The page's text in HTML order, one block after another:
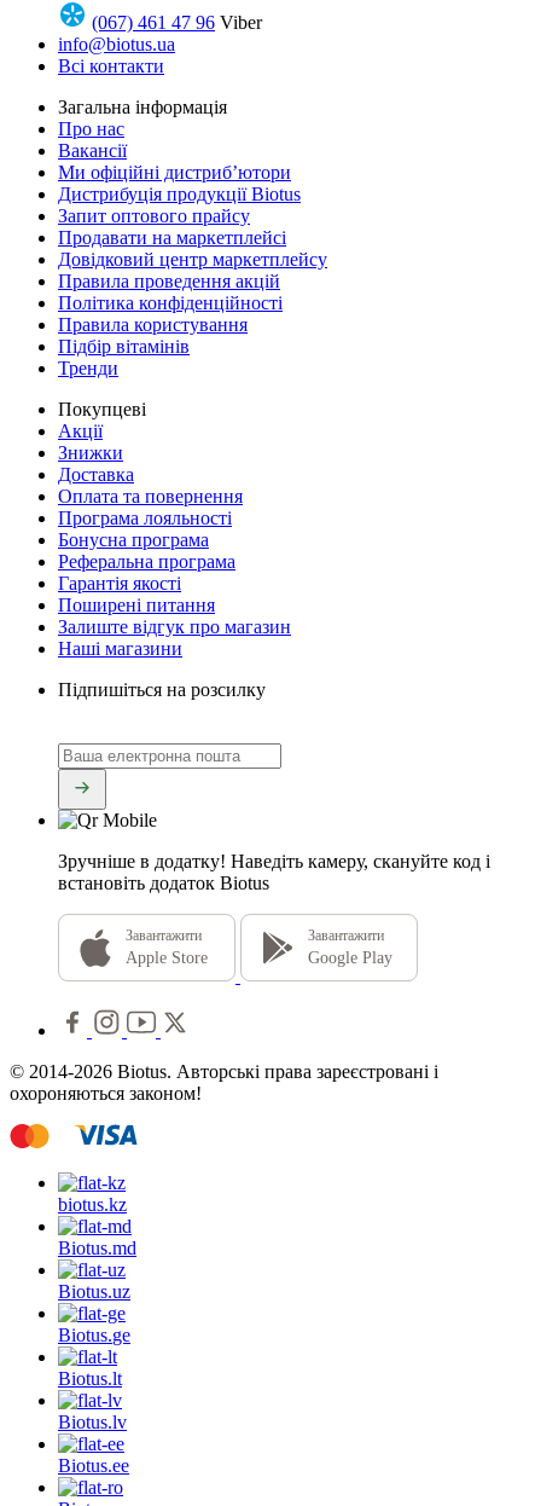
(067) 461 47 96 Viber
info@biotus.ua
Всі контакти
Загальна інформація
Про нас
Вакансії
Ми офіційні дистриб’ютори
Дистрибуція продукції Biotus
Запит оптового прайсу
Продавати на маркетплейсі
Довідковий центр маркетплейсу
Правила проведення акцій
Політика конфіденційності
Правила користування
Підбір вітамінів
Тренди
Покупцеві
Акції
Знижки
Доставка
Оплата та повернення
Програма лояльності
Бонусна програма
Реферальна програма
Гарантія якості
Поширені питання
Залиште відгук про магазин
Наші магазини
Підпишіться на розсилку
Зручніше в додатку! Наведіть камеру, скануйте код і
встановіть додаток Biotus
Завантажити
Apple Store
Завантажити
Google Play
© 2014-2026 Biotus. Авторські права зареєстровані і
охороняються законом!
biotus.kz
Biotus.md
Biotus.uz
Biotus.ge
Biotus.lt
Biotus.lv
Biotus.ee